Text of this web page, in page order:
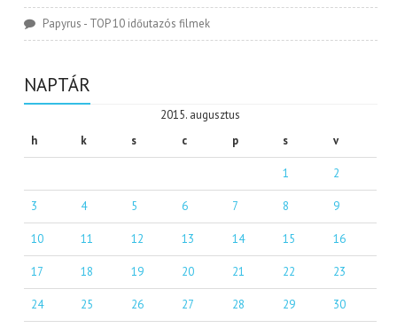
Papyrus - TOP 10 időutazós filmek
NAPTÁR
2015. augusztus
h
k s c p s v
1 2
3 4 5 6 7 8 9
10 11 12 13 14 15 16
17 18 19 20 21 22 23
24 25 26 27 28 29 30